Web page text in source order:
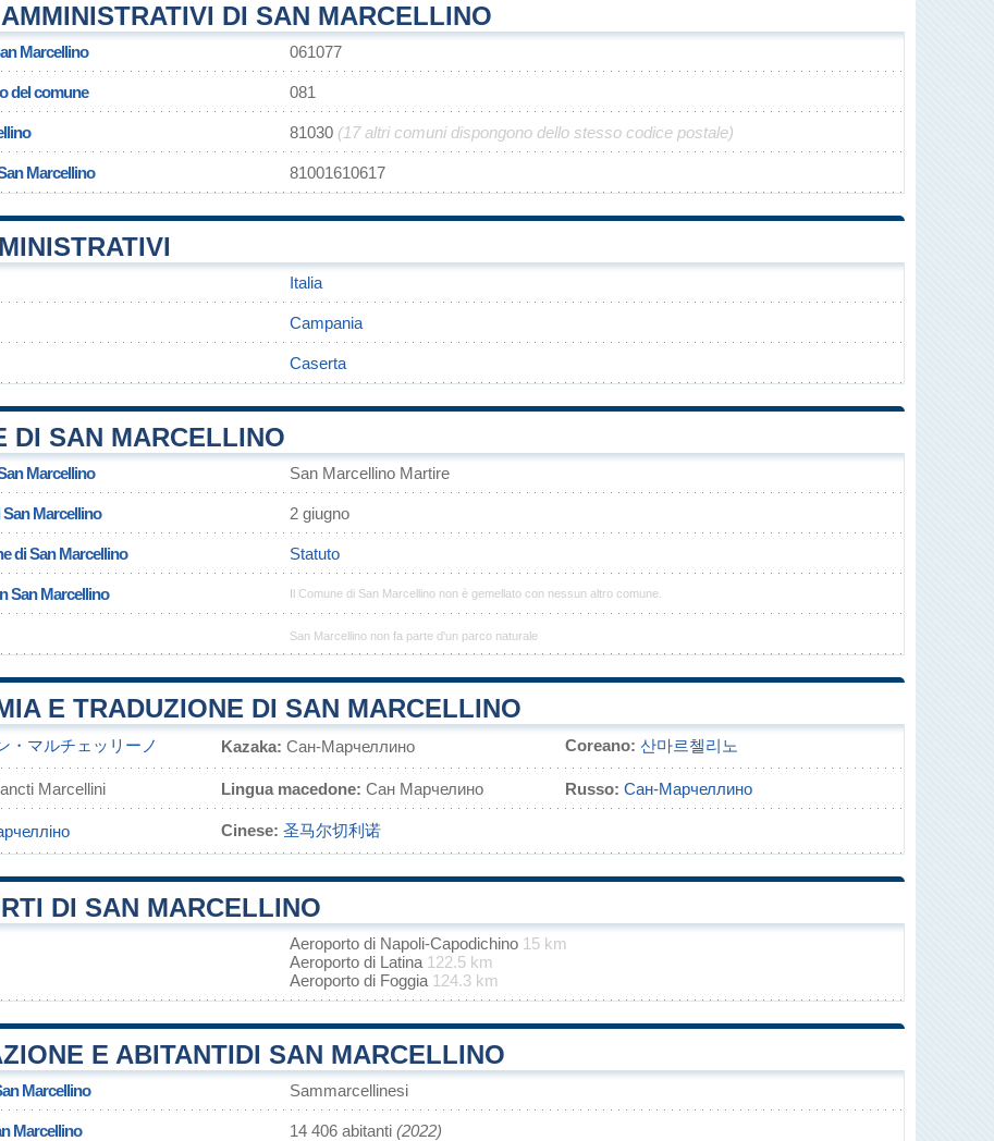
DI SAN MARCELLINO
Marcellino 061077
del comune 081
81030 (17 altri comuni dispongono dello stesso codice postale)
Marcellino 81001610617
Italia
Campania
Caserta
DI SAN MARCELLINO
Marcellino San Marcellino Martire
San Marcellino 2 giugno
di San Marcellino Statuto
San Marcellino Il Comune di San Marcellino non è gemellato con nessun altro comune.
San Marcellino non fa parte d'un parco naturale
E TRADUZIONE DI SAN MARCELLINO
・マルチェッリーノ Kazaka: Сан-Марчеллино Coreano: 산마르첼리노
Marcellini Lingua macedone: Сан Марчелино Russo: Сан-Марчеллино
Cinese: 圣马尔切利诺
DI SAN MARCELLINO
Aeroporto di Napoli-Capodichino 15 km
Aeroporto di Latina 122.5 km
Aeroporto di Foggia 124.3 km
E ABITANTIDI SAN MARCELLINO
Marcellino Sammarcellinesi
Marcellino 14 406 abitanti (2022)